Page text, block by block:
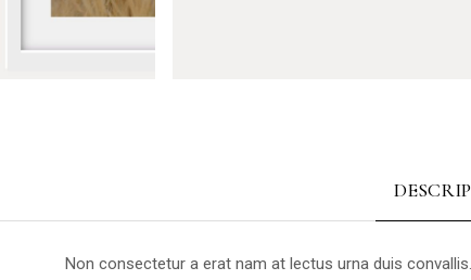
Non consectetur a erat nam at lectus urna duis